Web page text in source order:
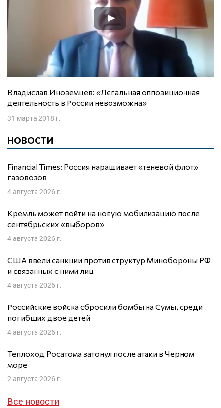
Владислав Иноземцев: «Легальная оппозиционная
деятельность в России невозможна»
31 марта 2018 г.
НОВОСТИ
Financial Times: Россия наращивает «теневой флот»
газовозов
4 августа 2026 г.
Кремль может пойти на новую мобилизацию после
сентябрьских «выборов»
4 августа 2026 г.
США ввели санкции против структур Минобороны РФ
и связанных с ними лиц
4 августа 2026 г.
Российские войска сбросили бомбы на Сумы, среди
погибших двое детей
4 августа 2026 г.
Теплоход Росатома затонул после атаки в Черном
море
2 августа 2026 г.
Все новости